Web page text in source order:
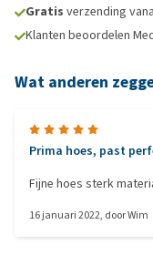
Gratis verzending
Klanten beoordelen
Wat anderen
Prima hoes, past
Fijne hoes sterk
16 januari 2022, doorWim